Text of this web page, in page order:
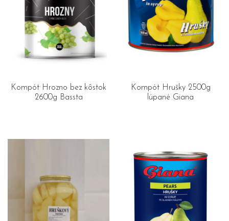
Kompót Hrozno bez kôstok
2600g Bassta
Kompót Hrušky 2500g
lúpané Giana